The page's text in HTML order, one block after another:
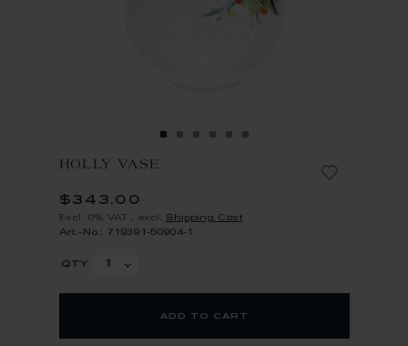
HOLLY VASE
$343.00
Excl. 0% VAT excl. Shipping Cost
Art.-No.: 719391-50904-1
qty
add to cart